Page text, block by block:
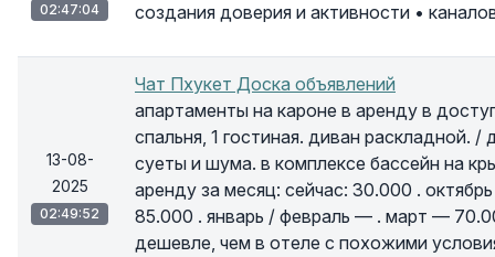
02:47:04
создания доверия и активности •
13-08-
2025
02:49:52
Чат Пхукет Доска объявлений
апартаменты на кароне в аренду в
спальня, 1 гостиная. диван раскладной.
суеты и шума. в комплексе бассейн на
аренду за месяц: сейчас: 30.000 .
85.000 . январь / февраль — . март —
дешевле, чем в отеле с похожими